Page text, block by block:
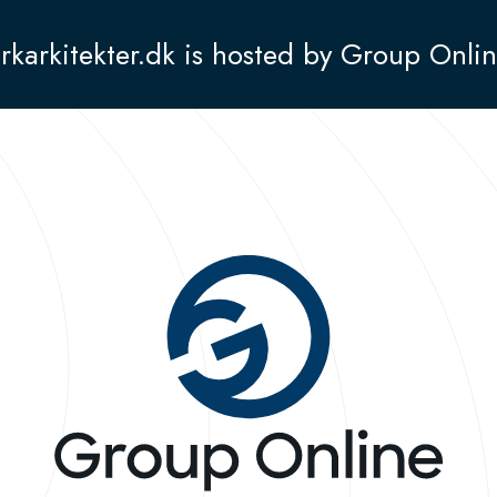
is hosted by Group